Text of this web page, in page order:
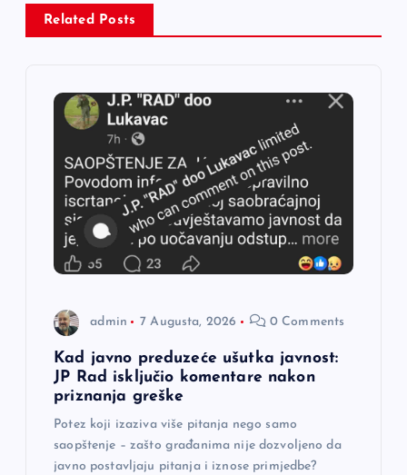
c
Related Posts
admin 7 Augusta, 2026 0 Comments
Kad javno preduzeće ušutka javnost:
JP Rad isključio komentare nakon
priznanja greške
Potez koji izaziva više pitanja nego samo
saopštenje – zašto građanima nije dozvoljeno da
javno postavljaju pitanja i iznose primjedbe?